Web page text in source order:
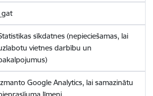
_gat
sīkdatnes (nepieciešamas, lai
vietnes darbību un
Google Analytics, lai samazinātu